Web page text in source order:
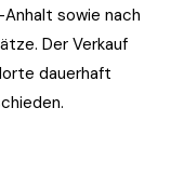
sowie nach
Der Verkauf
dauerhaft